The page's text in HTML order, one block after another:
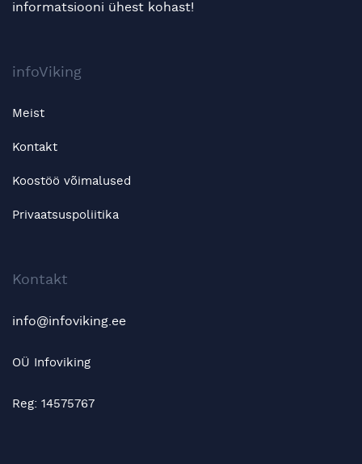
informatsiooni ühest kohast!
infoViking
Meist
Kontakt
Koostöö võimalused
Privaatsuspoliitika
Kontakt
info@infoviking.ee
OÜ Infoviking
Reg: 14575767